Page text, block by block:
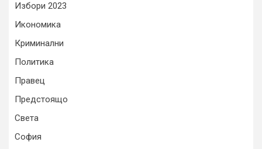
Избори 2023
Икономика
Криминални
Политика
Правец
Предстоящо
Света
София